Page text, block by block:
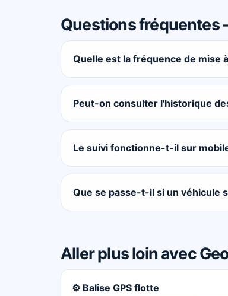
Questions fréquentes
Quelle est la fréquence de mise
Peut-on consulter l'historique
Le suivi fonctionne-t-il sur
Que se passe-t-il si un véhicule
Aller plus loin avec
⚙️ Balise GPS flotte